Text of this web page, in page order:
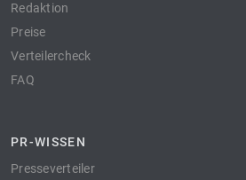
Redaktion
Preise
Verteilercheck
FAQ
PR-WISSEN
Presseverteiler